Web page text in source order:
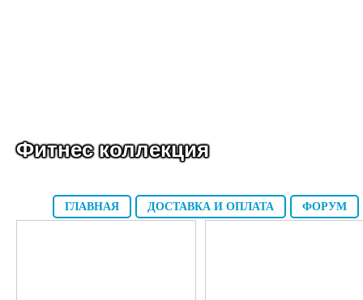
Фитнес коллекция
ГЛАВНАЯ ДОСТАВКА И ОПЛАТА ФОРУМ